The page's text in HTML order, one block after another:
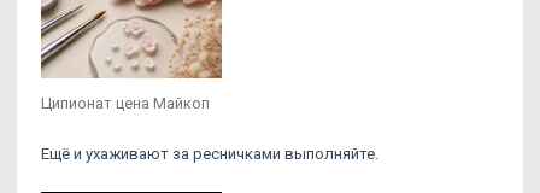
Ципионат цена Майкоп
Ещё и ухаживают за ресничками выполняйте.